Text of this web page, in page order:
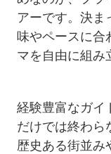
アーです。決ま
味やペースに合
マを自由に組み
経験豊富なガイ
だけでは終わら
歴史ある街並み